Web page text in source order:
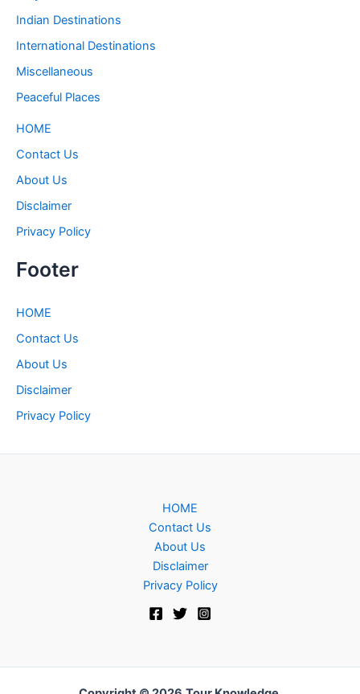
Indian Destinations
International Destinations
Miscellaneous
Peaceful Places
HOME
Contact Us
About Us
Disclaimer
Privacy Policy
Footer
HOME
Contact Us
About Us
Disclaimer
Privacy Policy
HOME
Contact Us
About Us
Disclaimer
Privacy Policy